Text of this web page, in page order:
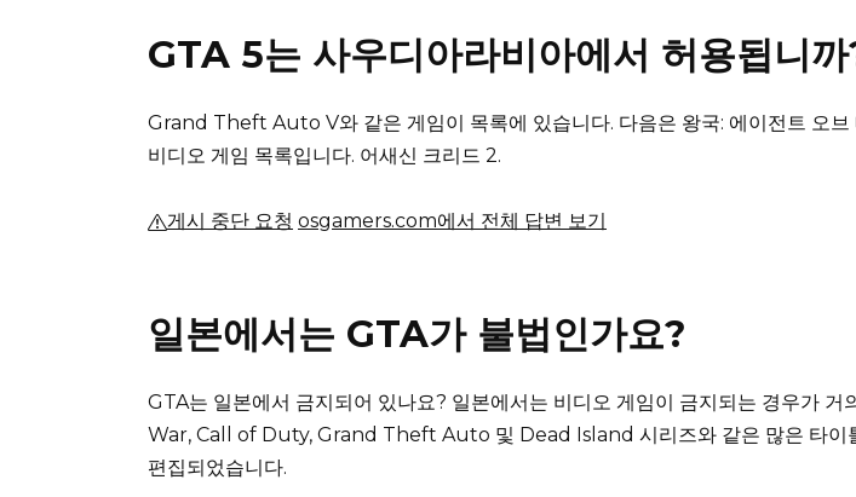
GTA 5는 사우디아라비아에서 허용됩니까
Grand Theft Auto V와 같은 게임이 목록에 있습니다. 다음은 왕국: 에이전트 오
비디오 게임 목록입니다. 어새신 크리드 2.
게시 중단 요청 osgamers.com에서 전체 답변 보기
일본에서는 GTA가 불법인가요?
GTA는 일본에서 금지되어 있나요? 일본에서는 비디오 게임이 금지되는 경우가 거
War, Call of Duty, Grand Theft Auto 및 Dead Island 시리즈와 같은 많은 타이
편집되었습니다.